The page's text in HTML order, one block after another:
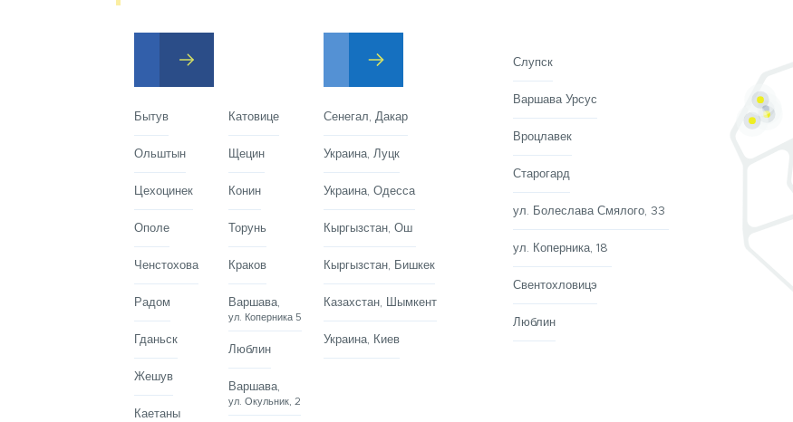
Бытув
Ольштын
Цехоцинек
Ополе
Ченстохова
Радом
Гданьск
Жешув
Каетаны
Катовице
Щецин
Конин
Торунь
Краков
Варшава,
ул. Коперника 5
Люблин
Варшава,
ул. Окульник, 2
Сенегал, Дакар
Украина, Луцк
Украина, Одесса
Кыргызстан, Ош
Кыргызстан, Бишкек
Казахстан, Шымкент
Украина, Киев
Слупск
Варшава Урсус
Вроцлавек
Старогард
ул. Болеслава Смялого, 33
ул. Коперника, 18
Свентохловицэ
Люблин